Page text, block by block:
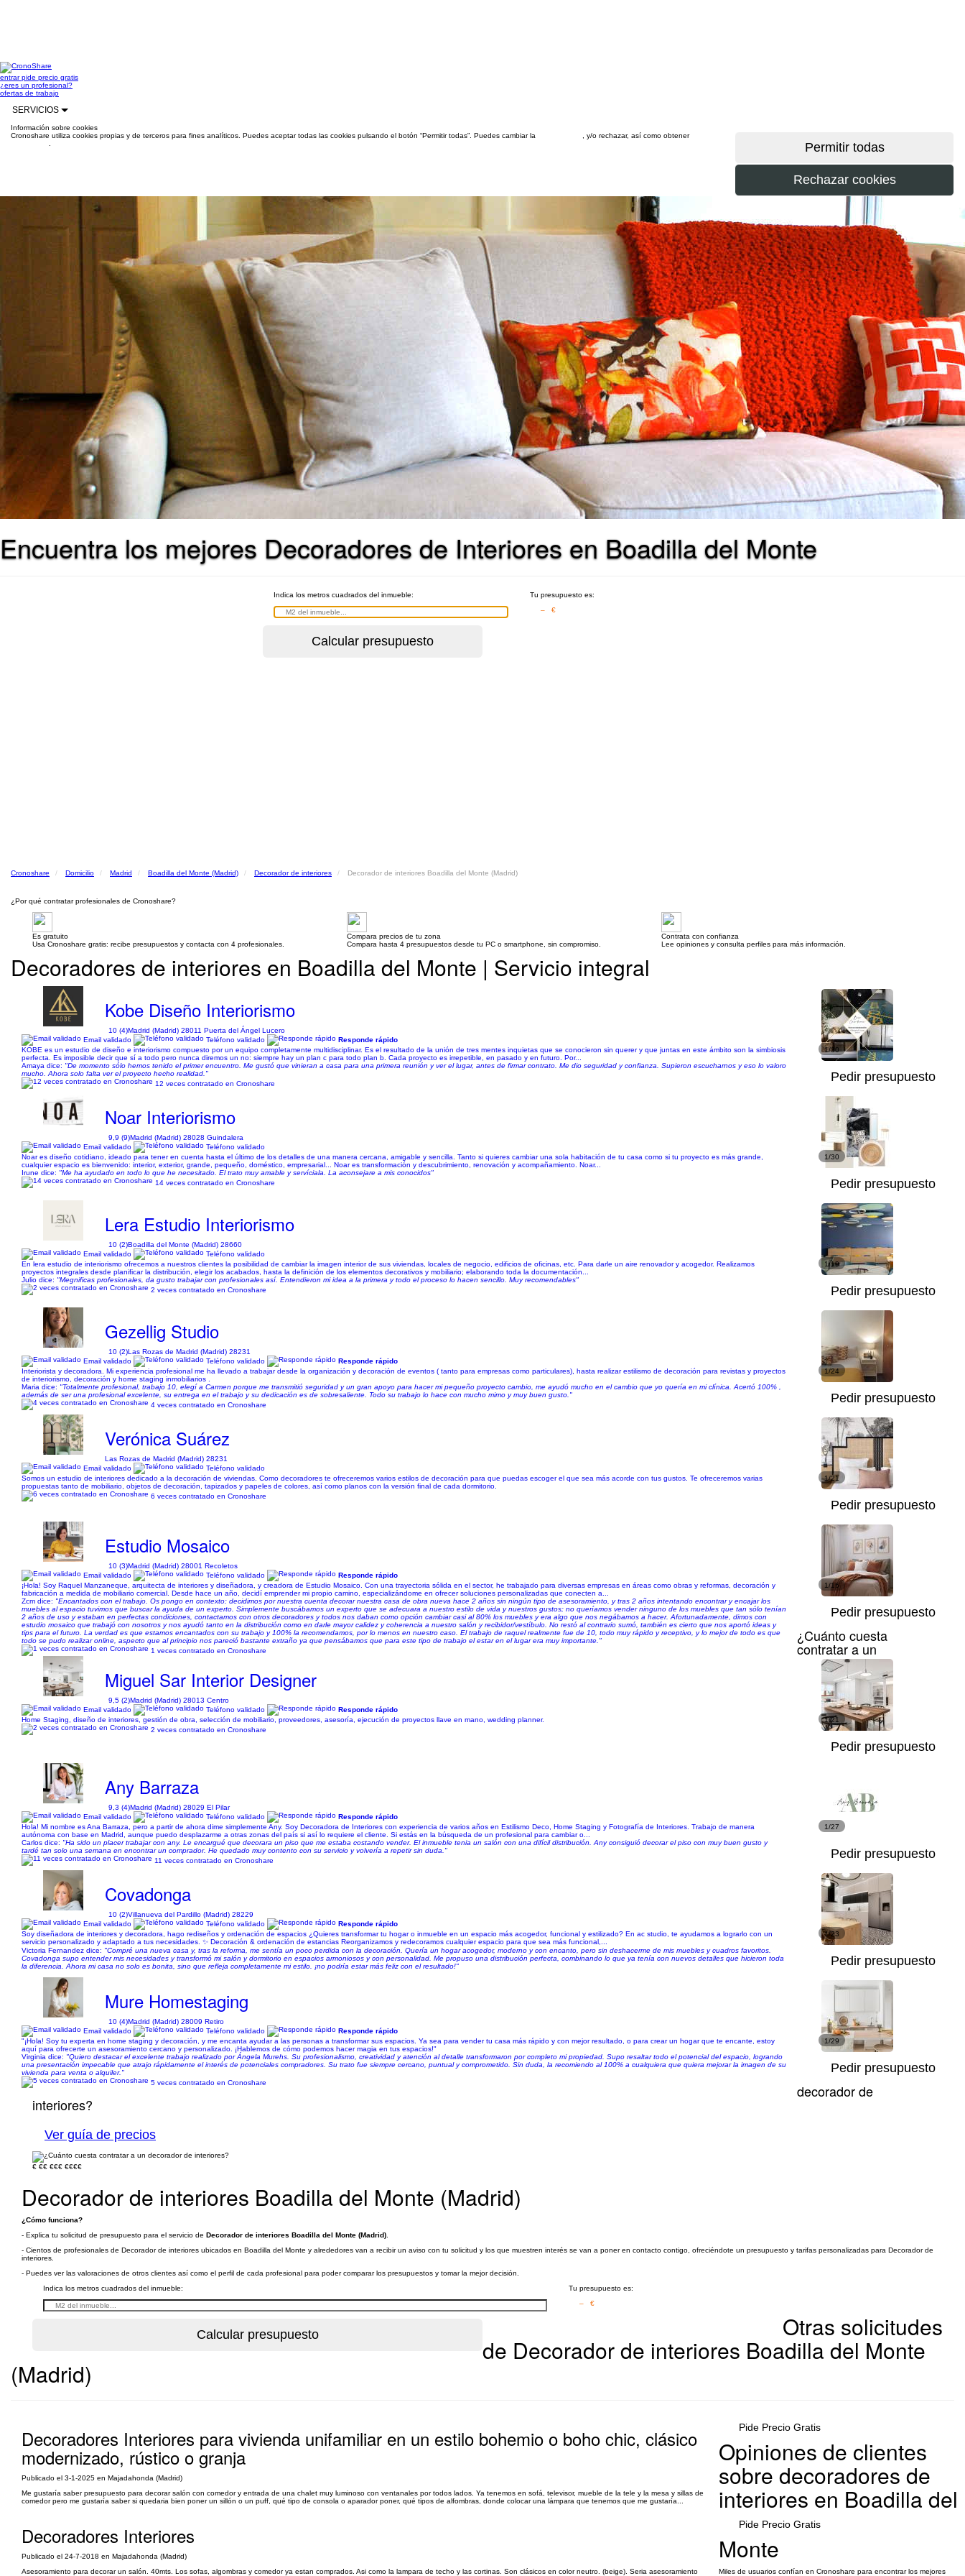
entrarpide precio gratis
¿eres un profesional?
ofertas de trabajo
SERVICIOS
Información sobre cookies
Cronoshare utiliza cookies propias y de terceros para fines analíticos. Puedes aceptar todas las cookies pulsando el botón “Permitir todas”. Puedes cambiar la
, y/o rechazar, así como obtener
Encuentra los mejores Decoradores de Interiores en Boadilla del Monte
Indica los metros cuadrados del inmueble:
Tu presupuesto es:
– €
Cronoshare Domicilio Madrid Boadilla del Monte (Madrid) Decorador de interiores Decorador de interiores Boadilla del Monte (Madrid)
¿Por qué contratar profesionales de Cronoshare?
Es gratuito
Usa Cronoshare gratis: recibe presupuestos y contacta con 4 profesionales.
Compara precios de tu zona
Compara hasta 4 presupuestos desde tu PC o smartphone, sin compromiso.
Contrata con confianza
Lee opiniones y consulta perfiles para más información.
Decoradores de interiores en Boadilla del Monte | Servicio integral
Kobe Diseño Interiorismo
10 (4)Madrid (Madrid) 28011 Puerta del Ángel Lucero
Email validado
Teléfono validado
Responde rápido
KOBE es un estudio de diseño e interiorismo compuesto por un equipo completamente multidisciplinar. Es el resultado de la unión de tres mentes inquietas que se conocieron sin querer y que juntas en este ámbito son la simbiosis
perfecta. Es imposible decir que sí a todo pero nunca diremos un no: siempre hay un plan c para todo plan b. Cada proyecto es irrepetible, en pasado y en futuro. Por...
Amaya dice: "De momento sólo hemos tenido el primer encuentro. Me gustó que vinieran a casa para una primera reunión y ver el lugar, antes de firmar contrato. Me dio seguridad y confianza. Supieron escucharnos y eso lo valoro
mucho. Ahora solo falta ver el proyecto hecho realidad."
12 veces contratado en Cronoshare
1/30
Pedir presupuesto
Noar Interiorismo
9,9 (9)Madrid (Madrid) 28028 Guindalera
Email validado
Teléfono validado
Noar es diseño cotidiano, ideado para tener en cuenta hasta el último de los detalles de una manera cercana, amigable y sencilla. Tanto si quieres cambiar una sola habitación de tu casa como si tu proyecto es más grande,
cualquier espacio es bienvenido: interior, exterior, grande, pequeño, doméstico, empresarial... Noar es transformación y descubrimiento, renovación y acompañamiento. Noar...
Irune dice: "Me ha ayudado en todo lo que he necesitado. El trato muy amable y servíciala. La aconsejare a mis conocidos"
14 veces contratado en Cronoshare
1/30
Pedir presupuesto
Lera Estudio Interiorismo
10 (2)Boadilla del Monte (Madrid) 28660
Email validado
Teléfono validado
En lera estudio de interiorismo ofrecemos a nuestros clientes la posibilidad de cambiar la imagen interior de sus viviendas, locales de negocio, edificios de oficinas, etc. Para darle un aire renovador y acogedor. Realizamos
proyectos integrales desde planificar la distribución, elegir los acabados, hasta la definición de los elementos decorativos y mobiliario; elaborando toda la documentación...
Julio dice: "Megnificas profesionales, da gusto trabajar con profesionales así. Entendieron mi idea a la primera y todo el proceso lo hacen sencillo. Muy recomendables"
2 veces contratado en Cronoshare
1/19
Pedir presupuesto
Gezellig Studio
10 (2)Las Rozas de Madrid (Madrid) 28231
Email validado
Teléfono validado
Responde rápido
Interiorista y decoradora. Mi experiencia profesional me ha llevado a trabajar desde la organización y decoración de eventos ( tanto para empresas como particulares), hasta realizar estilismo de decoración para revistas y proyectos
de interiorismo, decoración y home staging inmobiliarios .
Maria dice: "Totalmente profesional, trabajo 10, elegí a Carmen porque me transmitió seguridad y un gran apoyo para hacer mi pequeño proyecto cambio, me ayudó mucho en el cambio que yo quería en mi clínica. Acertó 100% ,
además de ser una profesional excelente, su entrega en el trabajo y su dedicación es de sobresaliente. Todo su trabajo lo hace con mucho mimo y muy buen gusto."
4 veces contratado en Cronoshare
1/24
Pedir presupuesto
Verónica Suárez
Las Rozas de Madrid (Madrid) 28231
Email validado
Teléfono validado
Somos un estudio de interiores dedicado a la decoración de viviendas. Como decoradores te ofreceremos varios estilos de decoración para que puedas escoger el que sea más acorde con tus gustos. Te ofreceremos varias
propuestas tanto de mobiliario, objetos de decoración, tapizados y papeles de colores, así como planos con la versión final de cada dormitorio.
6 veces contratado en Cronoshare
1/21
Pedir presupuesto
Estudio Mosaico
10 (3)Madrid (Madrid) 28001 Recoletos
Email validado
Teléfono validado
Responde rápido
¡Hola! Soy Raquel Manzaneque, arquitecta de interiores y diseñadora, y creadora de Estudio Mosaico. Con una trayectoria sólida en el sector, he trabajado para diversas empresas en áreas como obras y reformas, decoración y
fabricación a medida de mobiliario comercial. Desde hace un año, decidí emprender mi propio camino, especializándome en ofrecer soluciones personalizadas que conecten a...
Zcm dice: "Encantados con el trabajo. Os pongo en contexto: decidimos por nuestra cuenta decorar nuestra casa de obra nueva hace 2 años sin ningún tipo de asesoramiento, y tras 2 años intentando encontrar y encajar los
muebles al espacio tuvimos que buscar la ayuda de un experto. Simplemente buscábamos un experto que se adecuara a nuestro estilo de vida y nuestros gustos; no queríamos vender ninguno de los muebles que tan sólo tenían
2 años de uso y estaban en perfectas condiciones, contactamos con otros decoradores y todos nos daban como opción cambiar casi al 80% los muebles y era algo que nos negábamos a hacer. Afortunadamente, dimos con
estudio mosaico que trabajó con nosotros y nos ayudó tanto en la distribución como en darle mayor calidez y coherencia a nuestro salón y recibidor/vestíbulo. No restó al contrario sumó, también es cierto que nos aportó ideas y
tips para el futuro. La verdad es que estamos encantados con su trabajo y 100% la recomendamos, por lo menos en nuestro caso. El trabajo de raquel realmente fue de 10, todo muy rápido y receptivo, y lo mejor de todo es que
todo se pudo realizar online, aspecto que al principio nos pareció bastante extraño ya que pensábamos que para este tipo de trabajo el estar en el lugar era muy importante."
1 veces contratado en Cronoshare
1/16
Pedir presupuesto
Miguel Sar Interior Designer
9,5 (2)Madrid (Madrid) 28013 Centro
Email validado
Teléfono validado
Responde rápido
Home Staging, diseño de interiores, gestión de obra, selección de mobiliario, proveedores, asesoría, ejecución de proyectos llave en mano, wedding planner.
2 veces contratado en Cronoshare
1/21
Pedir presupuesto
Any Barraza
9,3 (4)Madrid (Madrid) 28029 El Pilar
Email validado
Teléfono validado
Responde rápido
Hola! Mi nombre es Ana Barraza, pero a partir de ahora dime simplemente Any. Soy Decoradora de Interiores con experiencia de varios años en Estilismo Deco, Home Staging y Fotografía de Interiores. Trabajo de manera
autónoma con base en Madrid, aunque puedo desplazarme a otras zonas del país si así lo requiere el cliente. Si estás en la búsqueda de un profesional para cambiar o...
Carlos dice: "Ha sido un placer trabajar con any. Le encargué que decorara un piso que me estaba costando vender. El inmueble tenia un salón con una difícil distribución. Any consiguió decorar el piso con muy buen gusto y
tardé tan solo una semana en encontrar un comprador. He quedado muy contento con su servicio y volvería a repetir sin duda."
11 veces contratado en Cronoshare
1/27
Pedir presupuesto
Covadonga
10 (2)Villanueva del Pardillo (Madrid) 28229
Email validado
Teléfono validado
Responde rápido
Soy diseñadora de interiores y decoradora, hago rediseños y ordenación de espacios ¿Quieres transformar tu hogar o inmueble en un espacio más acogedor, funcional y estilizado? En ac studio, te ayudamos a lograrlo con un
servicio personalizado y adaptado a tus necesidades. ✨ Decoración & ordenación de estancias Reorganizamos y redecoramos cualquier espacio para que sea más funcional,...
Victoria Fernandez dice: "Compré una nueva casa y, tras la reforma, me sentía un poco perdida con la decoración. Quería un hogar acogedor, moderno y con encanto, pero sin deshacerme de mis muebles y cuadros favoritos.
Covadonga supo entender mis necesidades y transformó mi salón y dormitorio en espacios armoniosos y con personalidad. Me propuso una distribución perfecta, combinando lo que ya tenía con nuevos detalles que hicieron toda
la diferencia. Ahora mi casa no solo es bonita, sino que refleja completamente mi estilo. ¡no podría estar más feliz con el resultado!"
1/23
Pedir presupuesto
Mure Homestaging
10 (4)Madrid (Madrid) 28009 Retiro
Email validado
Teléfono validado
Responde rápido
"¡Hola! Soy tu experta en home staging y decoración, y me encanta ayudar a las personas a transformar sus espacios. Ya sea para vender tu casa más rápido y con mejor resultado, o para crear un hogar que te encante, estoy
aquí para ofrecerte un asesoramiento cercano y personalizado. ¡Hablemos de cómo podemos hacer magia en tus espacios!"
Virginia dice: "Quiero destacar el excelente trabajo realizado por Ángela Murehs. Su profesionalismo, creatividad y atención al detalle transformaron por completo mi propiedad. Supo resaltar todo el potencial del espacio, logrando
una presentación impecable que atrajo rápidamente el interés de potenciales compradores. Su trato fue siempre cercano, puntual y comprometido. Sin duda, la recomiendo al 100% a cualquiera que quiera mejorar la imagen de su
vivienda para venta o alquiler."
5 veces contratado en Cronoshare
1/29
Pedir presupuesto
¿Cuánto cuesta
contratar a un
decorador de
interiores?
Ver guía de precios
€ €€ €€€ €€€€
Decorador de interiores Boadilla del Monte (Madrid)
¿Cómo funciona?
- Explica tu solicitud de presupuesto para el servicio de Decorador de interiores Boadilla del Monte (Madrid)
- Cientos de profesionales de Decorador de interiores ubicados en Boadilla del Monte y alrededores van a recibir un aviso con tu solicitud y los que muestren interés se van a poner en contacto contigo, ofreciéndote un presupuesto y tarifas personalizadas para Decorador de
interiores.
- Puedes ver las valoraciones de otros clientes así como el perfil de cada profesional para poder comparar los presupuestos y tomar la mejor decisión.
Indica los metros cuadrados del inmueble:
Tu presupuesto es:
– €
Otras solicitudes
de Decorador de interiores Boadilla del Monte
(Madrid)
Decoradores Interiores para vivienda unifamiliar en un estilo bohemio o boho chic, clásico
modernizado, rústico o granja
Publicado el 3-1-2025 en Majadahonda (Madrid)
Me gustaría saber presupuesto para decorar salón con comedor y entrada de una chalet muy luminoso con ventanales por todos lados. Ya tenemos en sofá, televisor, mueble de la tele y la mesa y sillas de
comedor pero me gustaría saber si quedaria bien poner un sillón o un puff, qué tipo de consola o aparador poner, qué tipos de alfombras, donde colocar una lámpara que tenemos que me gustaría...
Pide Precio Gratis
Decoradores Interiores
Publicado el 24-7-2018 en Majadahonda (Madrid)
Asesoramiento para decorar un salón. 40mts. Los sofas, algombras y comedor ya estan comprados. Asi como la lampara de techo y las cortinas. Son clásicos en color neutro. (beige). Seria asesoramiento
Pide Precio Gratis
Opiniones de clientes
sobre decoradores de
interiores en Boadilla del
Monte
Miles de usuarios confían en Cronoshare para encontrar los mejores